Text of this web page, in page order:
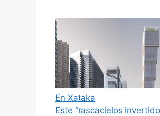
En Xataka
Este “rascacielos